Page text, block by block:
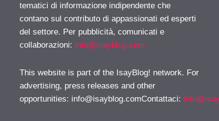
tematici di informazione indipendente che
contano sul contributo di appassionati ed esperti
del settore. Per pubblicità, comunicati e
collaborazioni: info@isayblog.com
This website is part of the IsayBlog! network. For
advertising, press releases and other
opportunities: info@isayblog.comContattaci: